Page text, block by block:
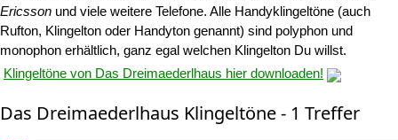
Ericsson und viele weitere Telefone. Alle Handyklingeltöne (auch
Rufton, Klingelton oder Handyton genannt) sind polyphon und
monophon erhältlich, ganz egal welchen Klingelton Du willst.
Klingeltöne von Das Dreimaederlhaus hier downloaden!
Das Dreimaederlhaus Klingeltöne - 1 Treffer